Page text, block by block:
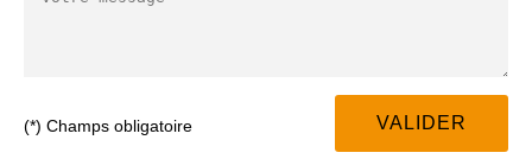
(*) Champs obligatoire